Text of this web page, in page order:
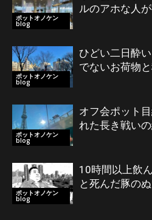
ポットオノケン
blog
ルのアホな人
ポットオノケン
blog
ひどい二日酔
でないお荷物
ポットオノケン
blog
オフ会ポット
れた長き戦い
ポットオノケン
blog
10時間以上飲
と死んだ豚の